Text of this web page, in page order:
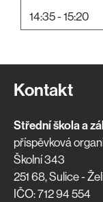
14:35 - 15:20
Kontakt
Střední škola a
příspěvková
Školní 343
251 68, Sulice -
IČO: 712 94 554